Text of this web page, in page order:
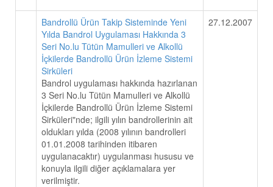
Bandrollü Ürün Takip Sisteminde Yeni
Yılda Bandrol Uygulaması Hakkında 3
Seri No.lu Tütün Mamulleri ve Alkollü
İçkilerde Bandrollü Ürün İzleme Sistemi
Sirküleri
Bandrol uygulaması hakkında hazırlanan
3 Seri No.lu Tütün Mamulleri ve Alkollü
İçkilerde Bandrollü Ürün İzleme Sistemi
Sirküleri"nde; ilgili yılın bandrollerinin ait
oldukları yılda (2008 yılının bandrolleri
01.01.2008 tarihinden itibaren
uygulanacaktır) uygulanması hususu ve
konuyla ilgili diğer açıklamalara yer
verilmiştir.
27.12.2007